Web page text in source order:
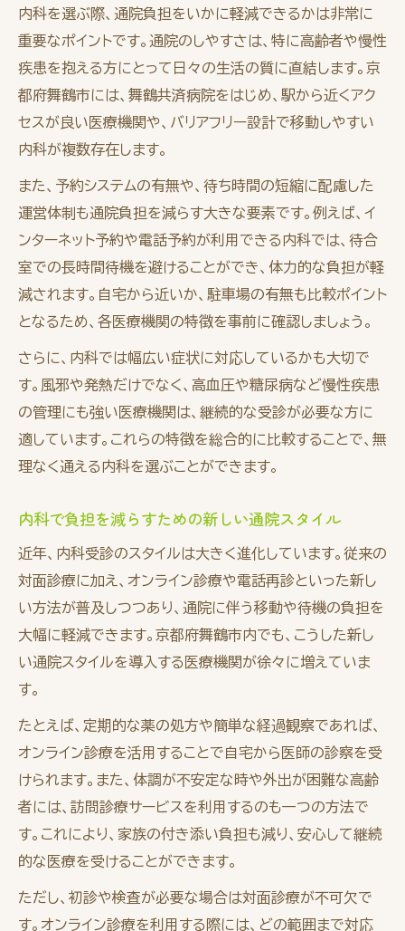
内科を選ぶ際、通院負担をいかに軽減できるかは非常に
重要なポイントです。通院のしやすさは、特に高齢者や慢性
疾患を抱える方にとって日々の生活の質に直結します。京
都府舞鶴市には、舞鶴共済病院をはじめ、駅から近くアク
セスが良い医療機関や、バリアフリー設計で移動しやすい
内科が複数存在します。
また、予約システムの有無や、待ち時間の短縮に配慮した
運営体制も通院負担を減らす大きな要素です。例えば、イ
ンターネット予約や電話予約が利用できる内科では、待合
室での長時間待機を避けることができ、体力的な負担が軽
減されます。自宅から近いか、駐車場の有無も比較ポイント
となるため、各医療機関の特徴を事前に確認しましょう。
さらに、内科では幅広い症状に対応しているかも大切で
す。風邪や発熱だけでなく、高血圧や糖尿病など慢性疾患
の管理にも強い医療機関は、継続的な受診が必要な方に
適しています。これらの特徴を総合的に比較することで、無
理なく通える内科を選ぶことができます。
内科で負担を減らすための新しい通院スタイル
近年、内科受診のスタイルは大きく進化しています。従来の
対面診療に加え、オンライン診療や電話再診といった新し
い方法が普及しつつあり、通院に伴う移動や待機の負担を
大幅に軽減できます。京都府舞鶴市内でも、こうした新し
い通院スタイルを導入する医療機関が徐々に増えていま
す。
たとえば、定期的な薬の処方や簡単な経過観察であれば、
オンライン診療を活用することで自宅から医師の診察を受
けられます。また、体調が不安定な時や外出が困難な高齢
者には、訪問診療サービスを利用するのも一つの方法で
す。これにより、家族の付き添い負担も減り、安心して継続
的な医療を受けることができます。
ただし、初診や検査が必要な場合は対面診療が不可欠で
す。オンライン診療を利用する際には、どの範囲まで対応